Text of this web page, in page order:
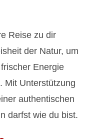
Reise zu dir
der Natur, um
Energie
Mit Unterstützung
authentischen
darfst wie du bist.